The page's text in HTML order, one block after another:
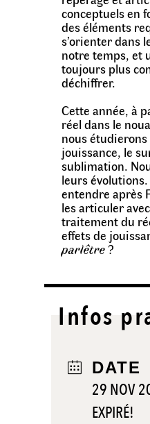
conceptuels en
des éléments
s’orienter dans
notre temps, et
toujours plus
déchiffrer.
Cette année, à
réel dans le
nous
jouissance, le
sublimation.
leurs
entendre après
les articuler
traitement du
effets de
parlêtre ?
Infos
DATE
29 NOV
EXPIRÉ!